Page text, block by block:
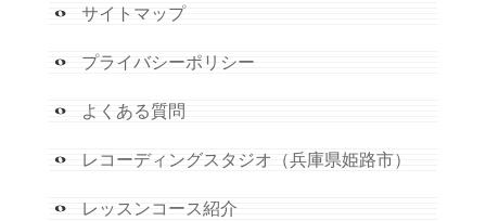
サイトマップ
プライバシーポリシー
よくある質問
レコーディングスタジオ（兵庫県姫路市）
レッスンコース紹介